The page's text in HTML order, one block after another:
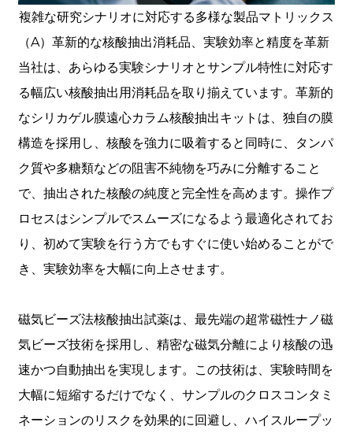
複雑な研究​​シナリオに対応する多様な製品マトリックス
（A）革新的な核酸抽出消耗品、実験効率と精度を革新
当社は、あらゆる実験シナリオとサンプル特性に対応す
る幅広い核酸抽出用消耗品を取り揃えています。革新的
なシリカゲル膜遠心カラム核酸抽出キットは、独自の膜
構造を採用し、核酸を強力に吸着すると同時に、タンパ
ク質や多糖類などの阻害不純物を巧みに分離すること
で、抽出された核酸の純度と完全性を高めます。操作プ
ロセスはシンプルでスムーズになるよう最適化されてお
り、初めて実験を行う方でもすぐに使い始めることがで
き、実験効率を大幅に向上させます。
磁気ビーズ法核酸抽出試薬は、最先端の超常磁性ナノ磁
気ビーズ技術を採用し、精密な磁気分離により核酸の迅
速かつ自動抽出を実現します。この技術は、実験時間を
大幅に短縮するだけでなく、サンプルのクロスコンタミ
ネーションのリスクを効果的に回避し、ハイスループッ